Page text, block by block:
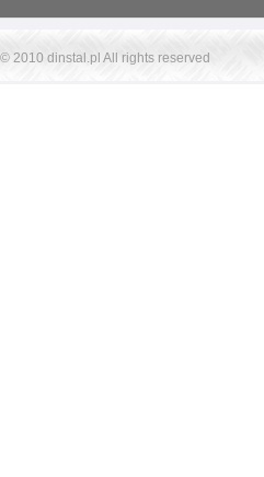
© 2010 dinstal.pl All rights reserved